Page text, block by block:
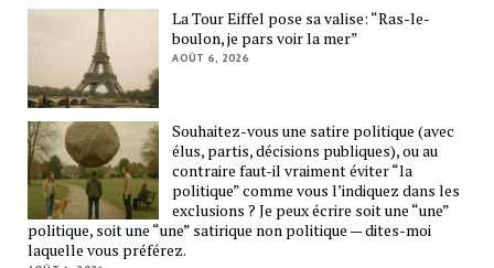
La Tour Eiffel pose sa valise: “Ras-le-
boulon, je pars voir la mer”
AOÛT 6, 2026
Souhaitez-vous une satire politique (avec
élus, partis, décisions publiques), ou au
contraire faut-il vraiment éviter “la
politique” comme vous l’indiquez dans les
exclusions ? Je peux écrire soit une “une”
politique, soit une “une” satirique non politique — dites-moi
laquelle vous préférez.